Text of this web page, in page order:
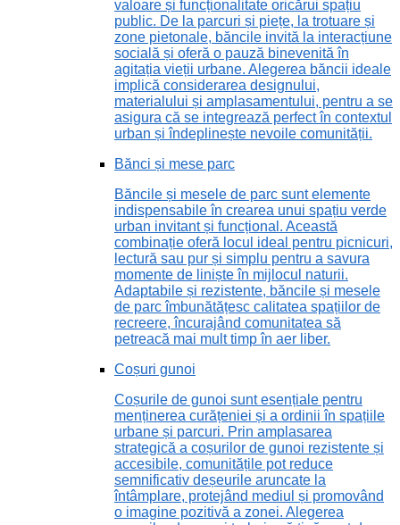
valoare și funcționalitate oricărui spațiu
public. De la parcuri și piețe, la trotuare și
zone pietonale, băncile invită la interacțiune
socială și oferă o pauză binevenită în
agitația vieții urbane. Alegerea băncii ideale
implică considerarea designului,
materialului și amplasamentului, pentru a se
asigura că se integrează perfect în contextul
urban și îndeplinește nevoile comunității.
Bănci și mese parc
Băncile și mesele de parc sunt elemente
indispensabile în crearea unui spațiu verde
urban invitant și funcțional. Această
combinație oferă locul ideal pentru picnicuri,
lectură sau pur și simplu pentru a savura
momente de liniște în mijlocul naturii.
Adaptabile și rezistente, băncile și mesele
de parc îmbunătățesc calitatea spațiilor de
recreere, încurajând comunitatea să
petreacă mai mult timp în aer liber.
Coșuri gunoi
Coșurile de gunoi sunt esențiale pentru
menținerea curățeniei și a ordinii în spațiile
urbane și parcuri. Prin amplasarea
strategică a coșurilor de gunoi rezistente și
accesibile, comunitățile pot reduce
semnificativ deșeurile aruncate la
întâmplare, protejând mediul și promovând
o imagine pozitivă a zonei. Alegerea